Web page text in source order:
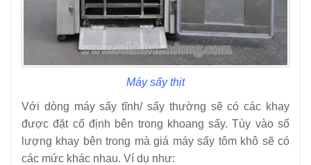
Máy sấy thịt
Với dòng máy sấy tĩnh/ sấy thường sẽ có các khay
được đặt cố định bên trong khoang sấy. Tùy vào số
lượng khay bên trong mà giá máy sấy tôm khô sẽ có
các mức khác nhau. Ví dụ như: